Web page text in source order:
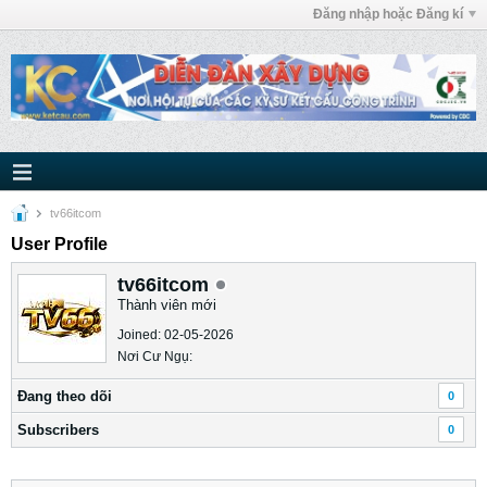
Đăng nhập hoặc Đăng kí
tv66itcom
User Profile
tv66itcom
Thành viên mới
Joined: 02-05-2026
Nơi Cư Ngụ:
Ðang theo dõi 0
Subscribers 0